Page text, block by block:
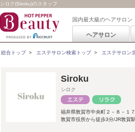
シロク(Siroku)のスタッフ
国内最大級のヘアサロン
ヘアサロン
総合トップ> エステサロン検索トップ> エステサロン
Siroku
シロク
福井県敦賀市中央町２－８－１７
敦賀市役所から徒歩3分/JR敦賀